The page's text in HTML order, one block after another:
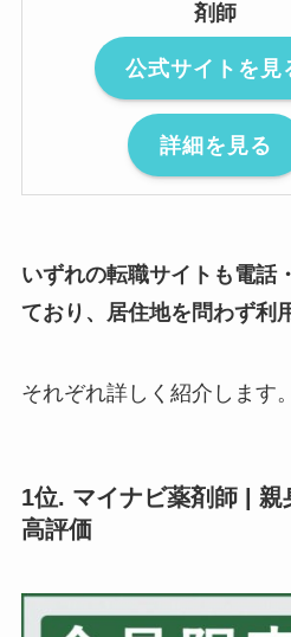
剤師
公式サイトを見
詳細を見る
いずれの転職サイトも電話
ており、居住地を問わず利
それぞれ詳しく紹介します。
1位. マイナビ薬剤師 |
高評価